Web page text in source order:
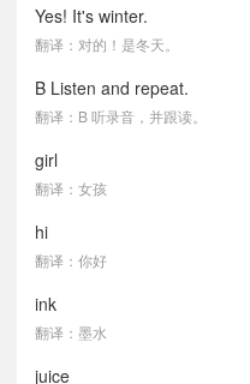
Yes! It's winter.
翻译：对的！是冬天。
B Listen and repeat.
翻译：B 听录音，并跟读。
girl
翻译：女孩
hi
翻译：你好
ink
翻译：墨水
juice